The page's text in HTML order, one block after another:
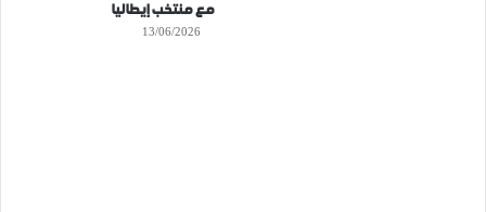
مع منتخب إيطاليا
13/06/2026